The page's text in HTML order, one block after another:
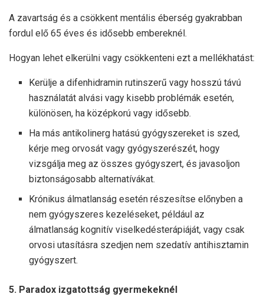
A zavartság és a csökkent mentális éberség gyakrabban
fordul elő 65 éves és idősebb embereknél.
Hogyan lehet elkerülni vagy csökkenteni ezt a mellékhatást:
Kerülje a difenhidramin rutinszerű vagy hosszú távú
használatát alvási vagy kisebb problémák esetén,
különösen, ha középkorú vagy idősebb.
Ha más antikolinerg hatású gyógyszereket is szed,
kérje meg orvosát vagy gyógyszerészét, hogy
vizsgálja meg az összes gyógyszert, és javasoljon
biztonságosabb alternatívákat.
Krónikus álmatlanság esetén részesítse előnyben a
nem gyógyszeres kezeléseket, például az
álmatlanság kognitív viselkedésterápiáját, vagy csak
orvosi utasításra szedjen nem szedatív antihisztamin
gyógyszert.
5. Paradox izgatottság gyermekeknél